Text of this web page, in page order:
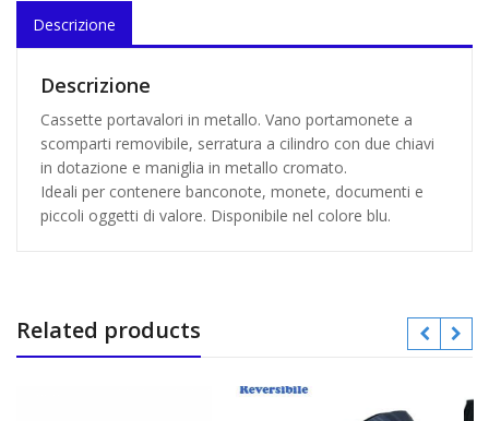
Descrizione
Descrizione
Cassette portavalori in metallo. Vano portamonete a
scomparti removibile, serratura a cilindro con due chiavi
in dotazione e maniglia in metallo cromato.
Ideali per contenere banconote, monete, documenti e
piccoli oggetti di valore. Disponibile nel colore blu.
Related products